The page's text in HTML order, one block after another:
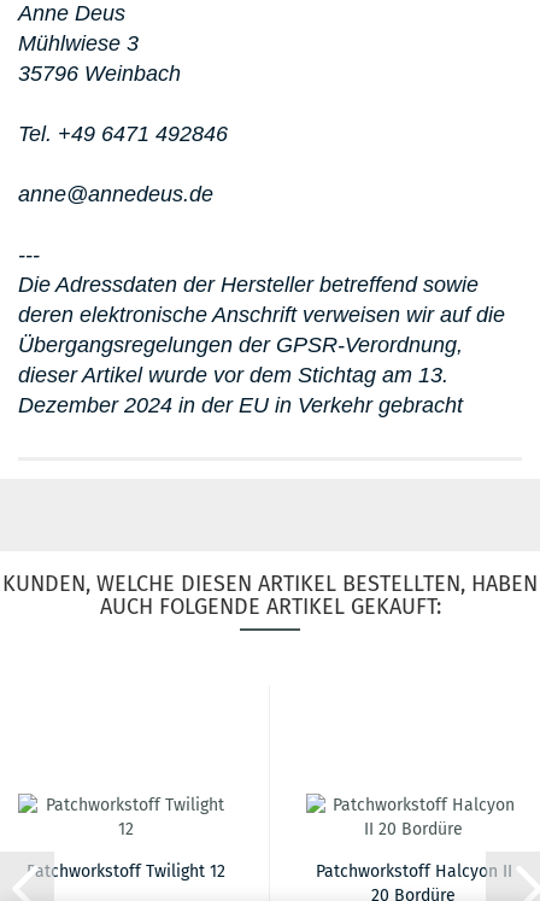
Anne Deus
Mühlwiese 3
35796 Weinbach
Tel. +49 6471 492846
anne@annedeus.de
---
Die Adressdaten der Hersteller betreffend sowie
deren elektronische Anschrift verweisen wir auf die
Übergangsregelungen der GPSR-Verordnung,
dieser Artikel wurde vor dem Stichtag am 13.
Dezember 2024 in der EU in Verkehr gebracht
KUNDEN, WELCHE DIESEN ARTIKEL BESTELLTEN, HABEN
AUCH FOLGENDE ARTIKEL GEKAUFT:
Patchworkstoff Twilight 12
Patchworkstoff Halcyon II
20 Bordüre